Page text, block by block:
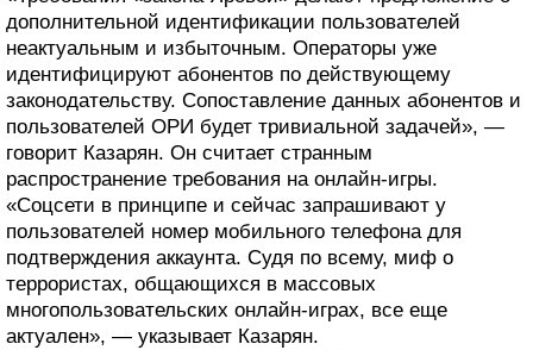
дополнительной идентификации пользователей
неактуальным и избыточным. Операторы уже
идентифицируют абонентов по действующему
законодательству. Сопоставление данных абонентов и
пользователей ОРИ будет тривиальной задачей», —
говорит Казарян. Он считает странным
распространение требования на онлайн-игры.
«Соцсети в принципе и сейчас запрашивают у
пользователей номер мобильного телефона для
подтверждения аккаунта. Судя по всему, миф о
террористах, общающихся в массовых
многопользовательских онлайн-играх, все еще
актуален», — указывает Казарян.